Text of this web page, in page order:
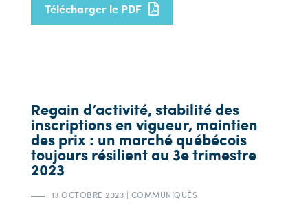
Télécharger le PDF
Regain d’activité, stabilité des
inscriptions en vigueur, maintien
des prix : un marché québécois
toujours résilient au 3e trimestre
2023
13 OCTOBRE 2023 | COMMUNIQUÉS